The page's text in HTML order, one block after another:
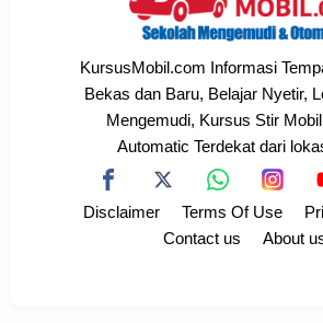
KursusMobil.com Informasi
Bekas dan Baru, Belajar Nyetir,
Mengemudi, Kursus Stir
Automatic Terdekat dari
Disclaimer Terms Of Use
Contact us
About